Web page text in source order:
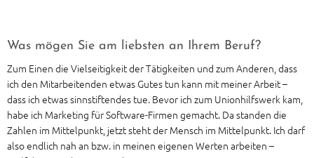
Was mögen Sie am liebsten an Ihrem Beruf?
Zum Einen die Vielseitigkeit der Tätigkeiten und zum Anderen, dass
ich den Mitarbeitenden etwas Gutes tun kann mit meiner Arbeit –
dass ich etwas sinnstiftendes tue. Bevor ich zum Unionhilfswerk kam,
habe ich Marketing für Software-Firmen gemacht. Da standen die
Zahlen im Mittelpunkt, jetzt steht der Mensch im Mittelpunkt. Ich darf
also endlich nah an bzw. in meinen eigenen Werten arbeiten –